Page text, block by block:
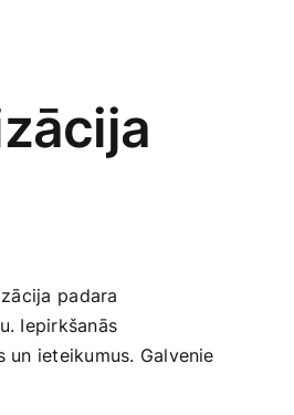
⁤padara
Iepirkšanās⁤
ieteikumus. ​Galvenie